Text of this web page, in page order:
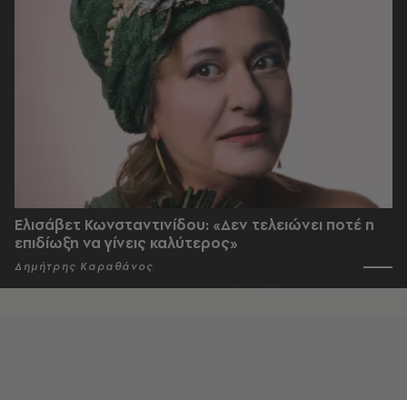
Ελισάβετ Κωνσταντινίδου: «Δεν τελειώνει ποτέ η
επιδίωξη να γίνεις καλύτερος»
Δημήτρης Καραθάνος